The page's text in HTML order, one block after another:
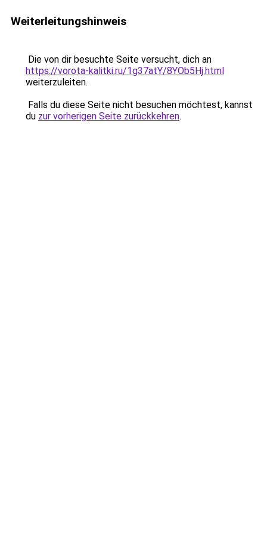
Weiterleitungshinweis
Die von dir besuchte Seite versucht, dich an
https://vorota-kalitki.ru/1g37atY/8YOb5Hj.html
weiterzuleiten.
Falls du diese Seite nicht besuchen möchtest, kannst
du zur vorherigen Seite zurückkehren.